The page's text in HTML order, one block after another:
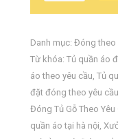
Danh mục: Đóng theo
Từ khóa: Tủ quần áo
áo theo yêu cầu, Tủ
đặt đóng theo yêu cầu
Đóng Tủ Gỗ Theo Yêu
quần áo tại hà nội,